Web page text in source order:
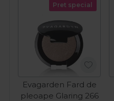
Pret special
Evagarden Fard de
pleoape Glaring 266